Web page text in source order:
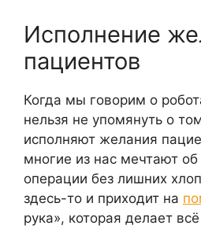
Исполнение
пациентов
Когда мы говорим о
нельзя не упомянуть о
исполняют желания
многие из нас мечтают
операции без лишних
здесь-то и приходит на
рука», которая делает